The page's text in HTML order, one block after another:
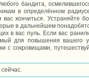
бандита,
в определённом
кончиться. Устраняйте
в дальнейшем
в вас пуль. Если вас
для повышения вашего
с сокровищами,